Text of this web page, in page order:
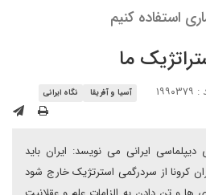
استفاده کنیم
ما
آسیا و آفریقا نگاه ایرانی
ایرانی می نویسد: ایران باید
کرونا از سردرگمی استرتژیک خارج شود